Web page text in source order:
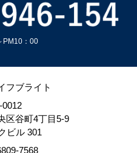
PM10：00
フブライト
0012
区谷町4丁目5-9
ビル 301
7568